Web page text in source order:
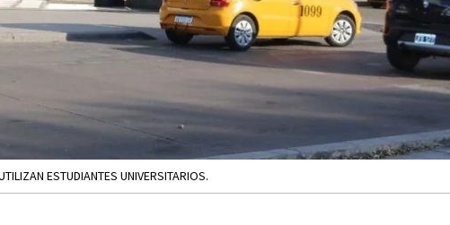
ESTUDIANTES UNIVERSITARIOS.